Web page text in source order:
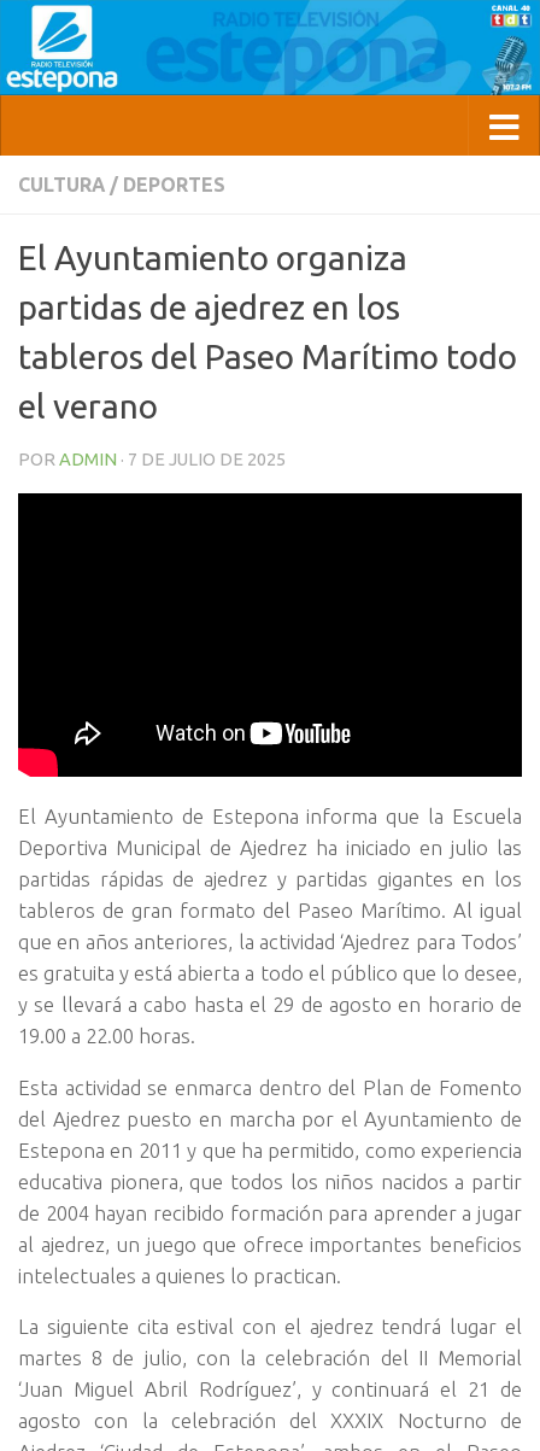
CULTURA / DEPORTES
El Ayuntamiento organiza
partidas de ajedrez en los
tableros del Paseo Marítimo todo
el verano
POR ADMIN · 7 DE JULIO DE 2025
El Ayuntamiento de Estepona informa que la Escuela
Deportiva Municipal de Ajedrez ha iniciado en julio las
partidas rápidas de ajedrez y partidas gigantes en los
tableros de gran formato del Paseo Marítimo. Al igual
que en años anteriores, la actividad ‘Ajedrez para Todos’
es gratuita y está abierta a todo el público que lo desee,
y se llevará a cabo hasta el 29 de agosto en horario de
19.00 a 22.00 horas.
Esta actividad se enmarca dentro del Plan de Fomento
del Ajedrez puesto en marcha por el Ayuntamiento de
Estepona en 2011 y que ha permitido, como experiencia
educativa pionera, que todos los niños nacidos a partir
de 2004 hayan recibido formación para aprender a jugar
al ajedrez, un juego que ofrece importantes beneficios
intelectuales a quienes lo practican.
La siguiente cita estival con el ajedrez tendrá lugar el
martes 8 de julio, con la celebración del II Memorial
‘Juan Miguel Abril Rodríguez’, y continuará el 21 de
agosto con la celebración del XXXIX Nocturno de